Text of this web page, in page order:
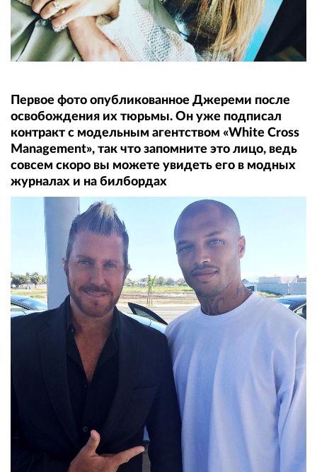
Первое фото опубликованное Джереми после
освобождения их тюрьмы. Он уже подписал
контракт с модельным агентством «White Cross
Management», так что запомните это лицо, ведь
совсем скоро вы можете увидеть его в модных
журналах и на билбордах